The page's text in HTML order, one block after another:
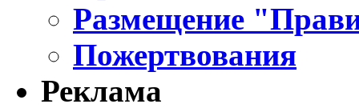
Размещение
Пожертвования
Реклама